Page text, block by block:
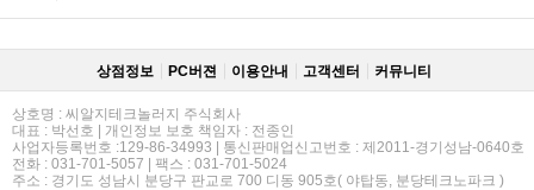
상점정보 PC버젼 이용안내 고객센터 커뮤니티
상호명 : 씨알지테크놀러지 주식회사
대표 : 박선호 | 개인정보 보호 책임자 : 전종인
사업자등록번호 :129-86-34993 | 통신판매업신고번호 : 제2011-경기성남-0640호
전화 : 031-701-5057 | 팩스 : 031-701-5024
주소 : 경기도 성남시 분당구 판교로 700 디동 905호( 야탑동, 분당테크노파크 )